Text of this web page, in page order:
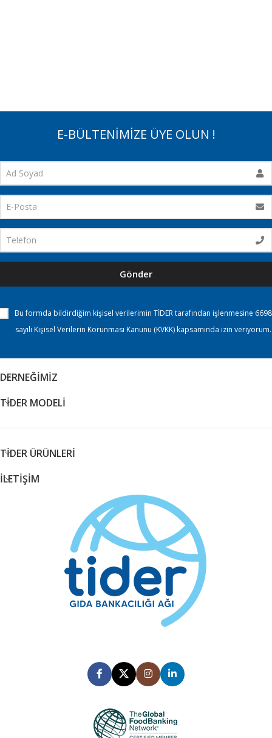
E-BÜLTENİMİZE ÜYE OLUN !
Gönder
Bu formda bildirdiğim kişisel verilerimin TİDER tarafından işlenmesine 6698
sayılı Kişisel Verilerin Korunması Kanunu (KVKK) kapsamında izin veriyorum.
DERNEĞİMİZ
TİDER MODELİ
TİDER ÜRÜNLERİ
İLETİŞİM